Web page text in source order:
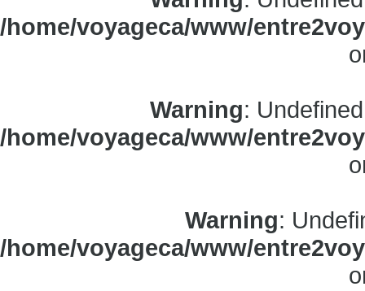
/home/voyageca/www/
Warning:
/home/voyageca/www/
Warning:
/home/voyageca/www/